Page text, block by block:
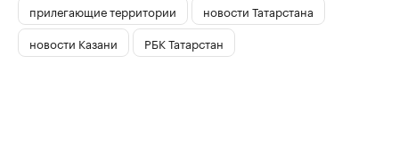
прилегающие территории
новости Татарстана
новости Казани
РБК Татарстан